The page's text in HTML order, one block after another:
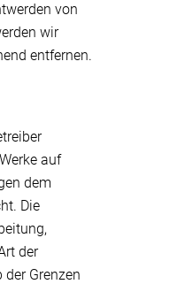
von
wir
entfernen.
auf
dem
Die
der
Grenzen